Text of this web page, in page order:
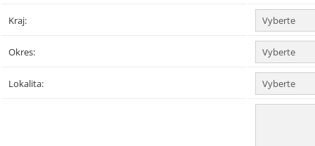
Kraj:
Okres:
Lokalita: